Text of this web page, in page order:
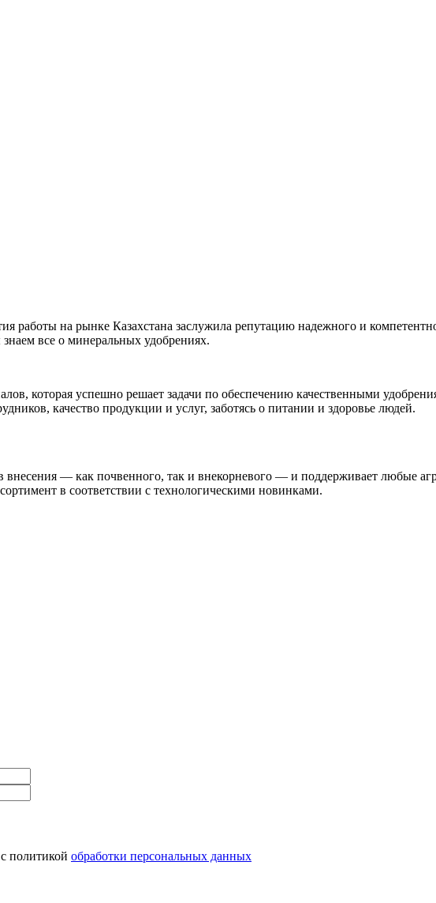
работы на рынке Казахстана заслужила репутацию надежного и
все о минеральных удобрениях.
которая успешно решает задачи по обеспечению качественными
качество продукции и услуг, заботясь о питании и здоровье людей.
внесения — как почвенного, так и внекорневого — и поддерживает любые
в соответствии с технологическими новинками.
политикой обработки персональных данных